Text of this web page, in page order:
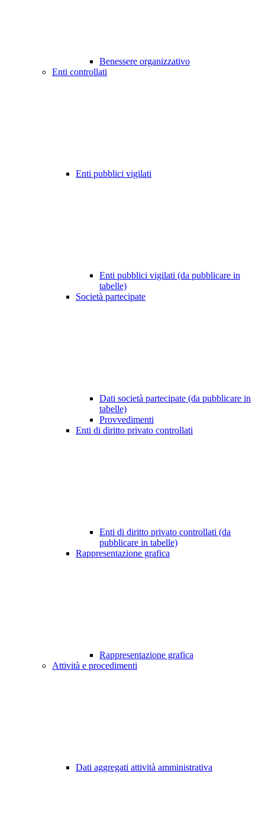
Benessere organizzativo
Enti controllati
Enti pubblici vigilati
Enti pubblici vigilati (da pubblicare in
tabelle)
Società partecipate
Dati società partecipate (da pubblicare in
tabelle)
Provvedimenti
Enti di diritto privato controllati
Enti di diritto privato controllati (da
pubblicare in tabelle)
Rappresentazione grafica
Rappresentazione grafica
Attività e procedimenti
Dati aggregati attività amministrativa